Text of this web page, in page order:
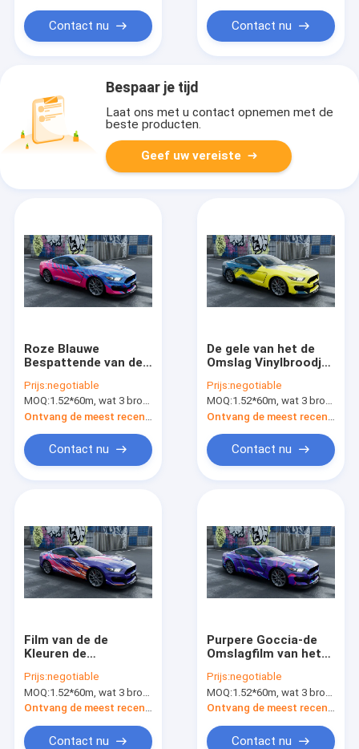
Contact nu Contact nu
Bespaar je tijd
Laat ons met u contact opnemen met de
beste producten.
Geef uw vereiste
Roze Blauwe
Bespattende van de
Veranderende Auto
van 160g Polymere
van de de Omslagfilm
de Douanedruk
Prijs:negotiable
MOQ:1.52*60m, wat 3 broodjes van 1.52*20m betekent
Contact nu
De gele van het de
Omslag Vinylbroodje
Witte Achtervoertuig
Verwijderbare Lijm
Prijs:negotiable
MOQ:1.52*60m, wat 3 broodjes van 1.52*20m betekent
Contact nu
Film van de de
Kleuren de
van Cuoioverniciato
voor Raceauto160g
Voering
Prijs:negotiable
MOQ:1.52*60m, wat 3 broodjes van 1.52*20m betekent
Ontvang de meest recente Prijs
Contact nu
Purpere Goccia-de
Omslagfilm van het
Polymeer
Autoomslagvinyl
Prijs:negotiable
MOQ:1.52*60m, wat 3 broodjes van 1.52*20m betekent
Ontvang de meest recente Prijs
Contact nu